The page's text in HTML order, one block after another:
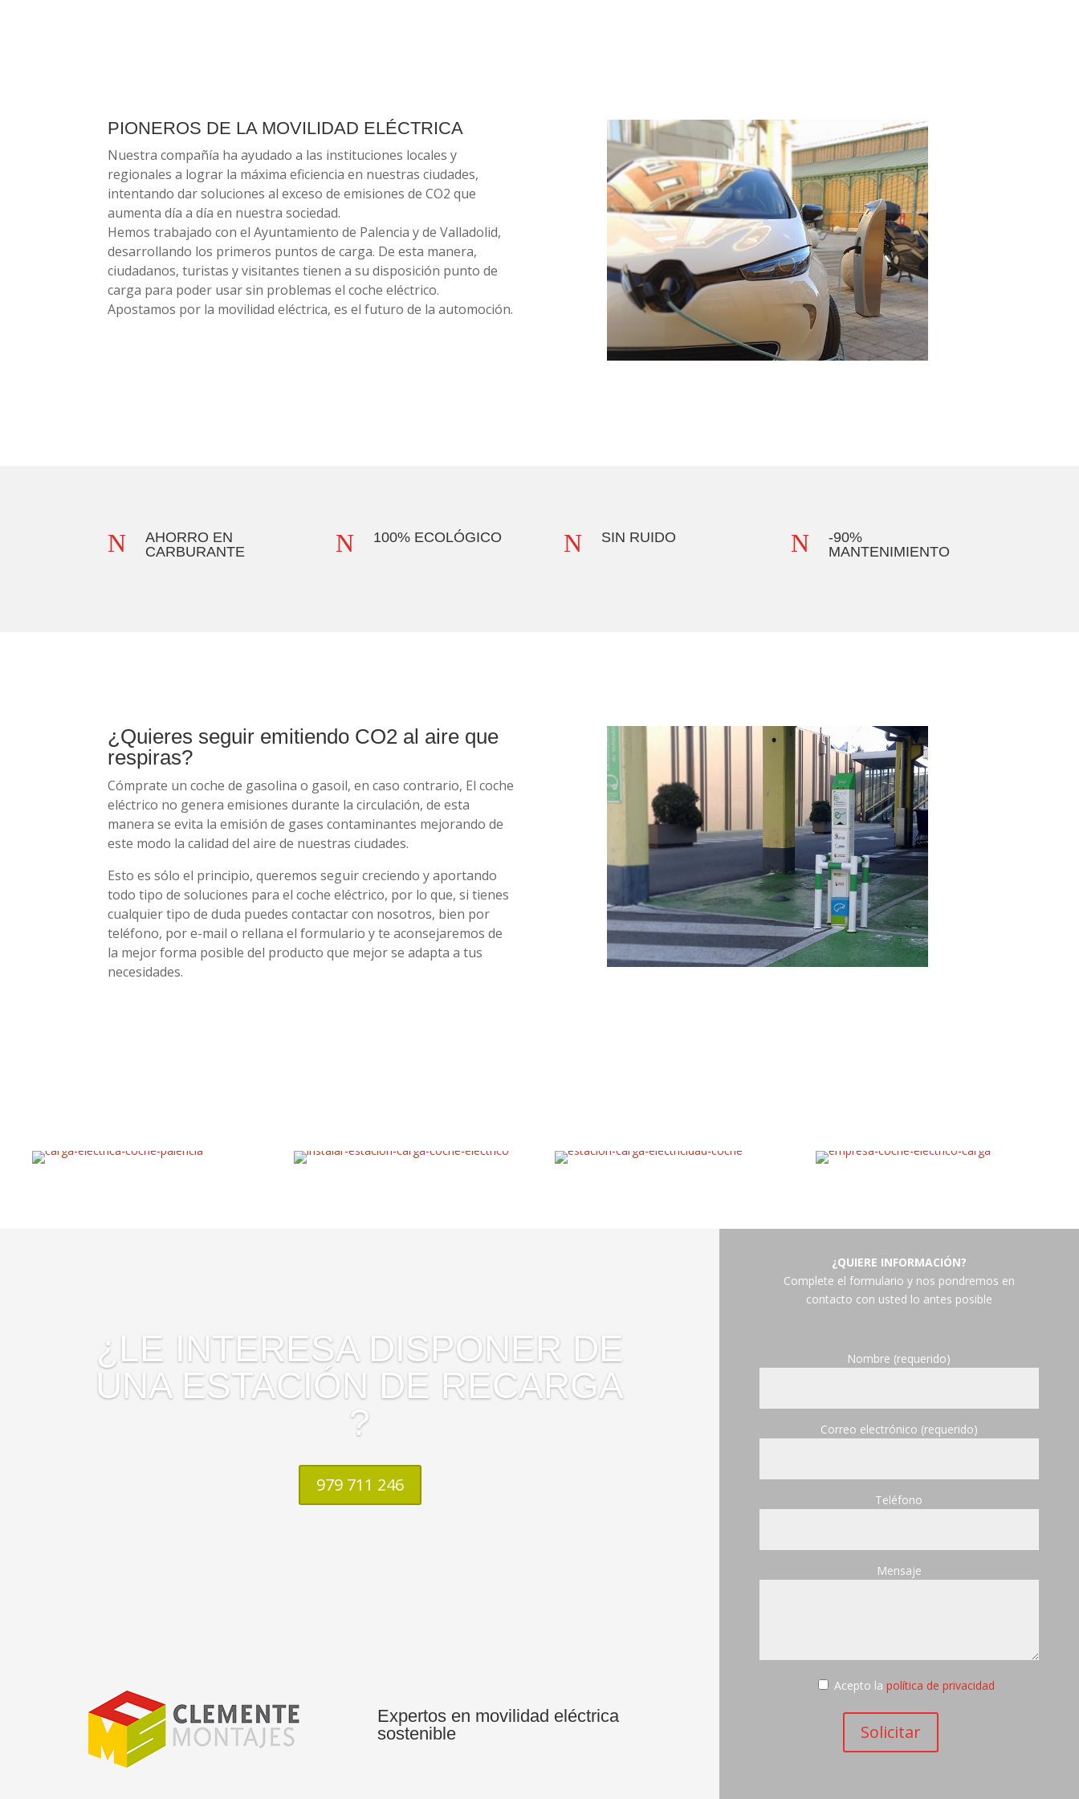
PIONEROS DE LA MOVILIDAD ELÉCTRICA
Nuestra compañía ha ayudado a las instituciones locales y
regionales a lograr la máxima eficiencia en nuestras ciudades,
intentando dar soluciones al exceso de emisiones de CO2 que
aumenta día a día en nuestra sociedad.
Hemos trabajado con el Ayuntamiento de Palencia y de Valladolid,
desarrollando los primeros puntos de carga. De esta manera,
ciudadanos, turistas y visitantes tienen a su disposición punto de
carga para poder usar sin problemas el coche eléctrico.
Apostamos por la movilidad eléctrica, es el futuro de la automoción.
N
AHORRO EN
CARBURANTE
N 100% ECOLÓGICO N SIN RUIDO N
-90%
MANTENIMIENTO
¿Quieres seguir emitiendo CO2 al aire que
respiras?
Cómprate un coche de gasolina o gasoil, en caso contrario, El coche
eléctrico no genera emisiones durante la circulación, de esta
manera se evita la emisión de gases contaminantes mejorando de
este modo la calidad del aire de nuestras ciudades.
Esto es sólo el principio, queremos seguir creciendo y aportando
todo tipo de soluciones para el coche eléctrico, por lo que, si tienes
cualquier tipo de duda puedes contactar con nosotros, bien por
teléfono, por e-mail o rellana el formulario y te aconsejaremos de
la mejor forma posible del producto que mejor se adapta a tus
necesidades.
¿LE INTERESA DISPONER DE
UNA ESTACIÓN DE RECARGA
?
979 711 246
Expertos en movilidad eléctrica
sostenible
¿QUIERE INFORMACIÓN?
Complete el formulario y nos pondremos en
contacto con usted lo antes posible
Nombre (requerido)
Correo electrónico (requerido)
Teléfono
Mensaje
Acepto la política de privacidad